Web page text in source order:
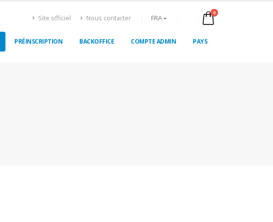
Site officiel Nous contacter FRA
0
PRÉINSCRIPTION BACKOFFICE COMPTE ADMIN PAYS